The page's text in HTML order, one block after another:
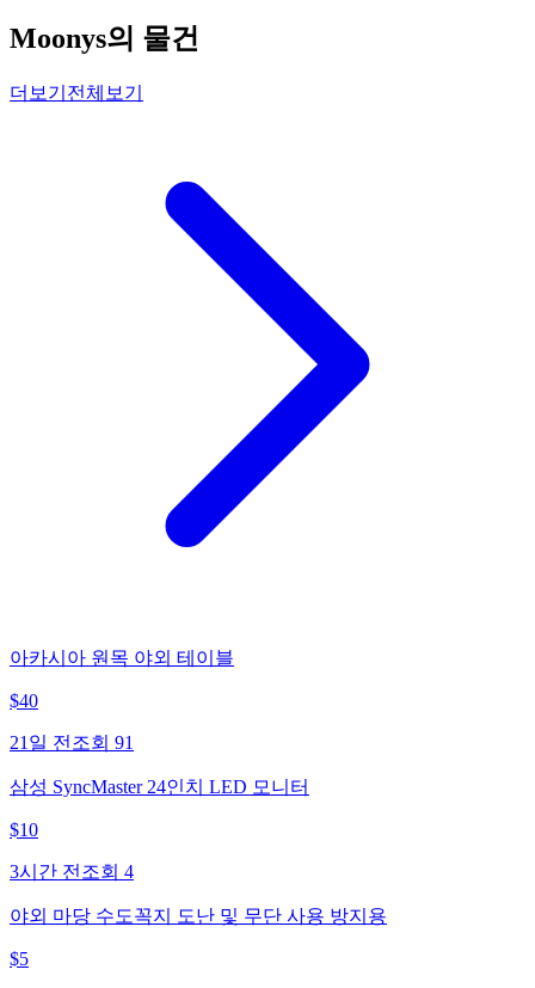
Moonys의 물건
더보기 전체보기
아카시아 원목 야외 테이블
$40
21일 전 조회 91
삼성 SyncMaster 24인치 LED 모니터
$10
3시간 전 조회 4
야외 마당 수도꼭지 도난 및 무단 사용 방지용
$5